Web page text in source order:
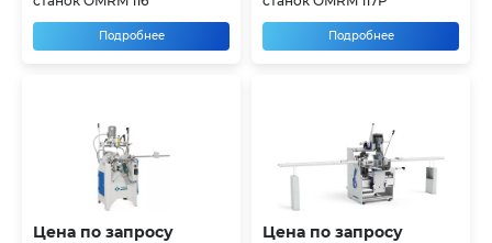
Подробнее Подробнее
Цена по запросу Цена по запросу